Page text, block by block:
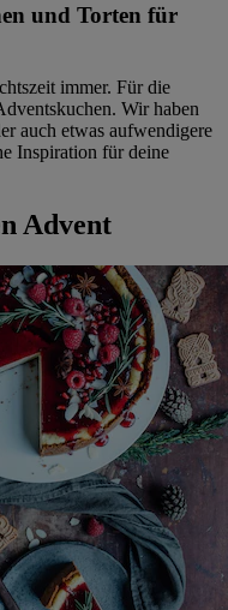
und Torten für
immer. Für die
Wir haben
auch etwas aufwendigere
Inspiration für deine
Advent